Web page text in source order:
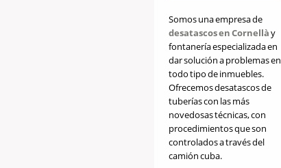
Somos una empresa de
desatascos en Cornellày
fontanería especializada en
dar solución a problemas en
todo tipo de inmuebles.
Ofrecemos desatascos de
tuberías con las más
novedosas técnicas, con
procedimientos que son
controlados a través del
camión cuba.